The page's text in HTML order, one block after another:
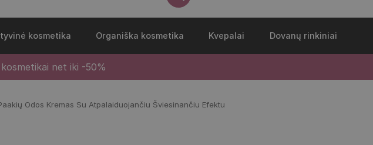
kosmetika Organiška kosmetika Kvepalai Dovanų rinkiniai
kosmetikai net iki -50%
Odos Kremas Su Atpalaiduojančiu Šviesinančiu Efektu